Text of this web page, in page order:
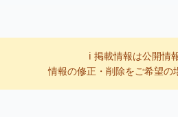
ℹ️ 掲載情報は公開情
情報の修正・削除をご希望の